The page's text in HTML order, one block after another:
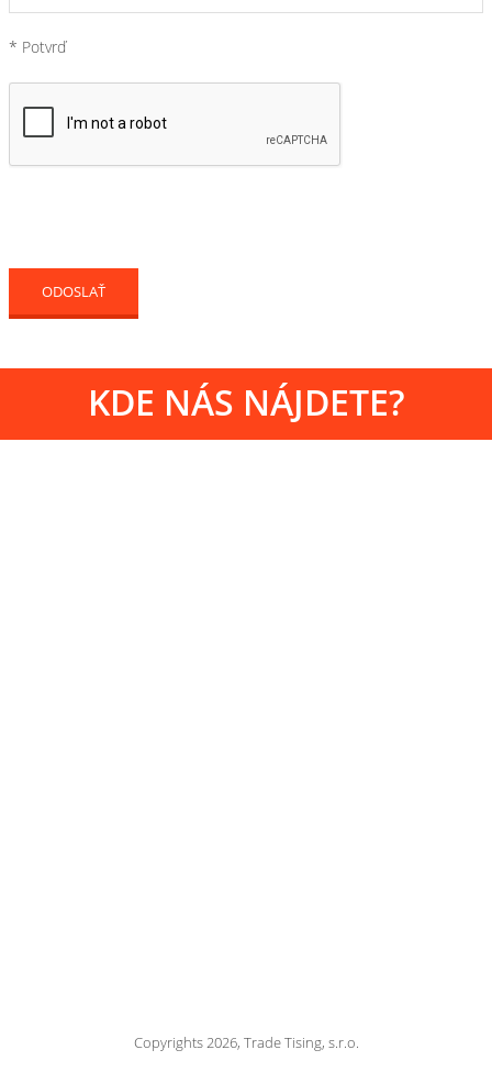
* Potvrď
KDE NÁS NÁJDETE?
Copyrights 2026, Trade Tising, s.r.o.